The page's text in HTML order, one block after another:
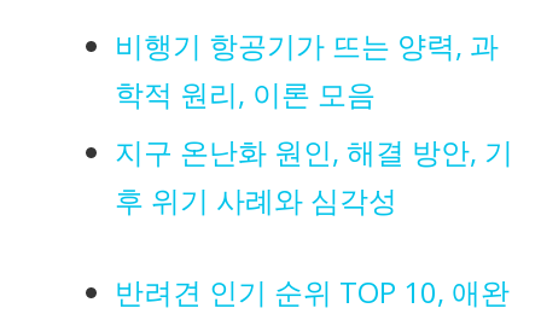
비행기 항공기가 뜨는 양력, 과
학적 원리, 이론 모음
지구 온난화 원인, 해결 방안, 기
후 위기 사례와 심각성
반려견 인기 순위 TOP 10, 애완